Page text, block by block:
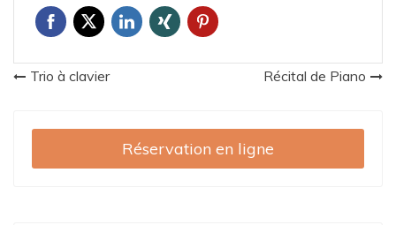
Navigation
Trio à clavier Récital de Piano
Réservation en ligne